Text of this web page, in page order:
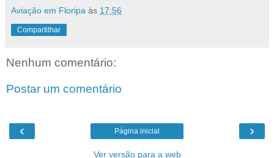
Aviação em Floripa às 17:56
Compartilhar
Nenhum comentário:
Postar um comentário
‹ ›
Página inicial
Ver versão para a web